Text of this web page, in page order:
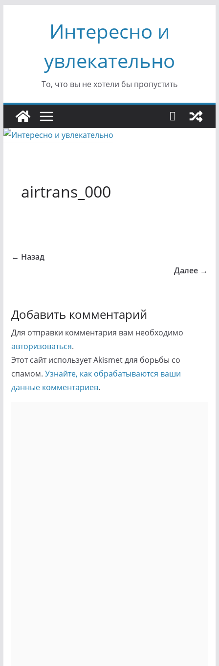
содержимомуИнтересно и
увлекательно
То, что вы не хотели бы пропустить
airtrans_000
← Назад
Далее →
Добавить комментарий
Для отправки комментария вам необходимо
авторизоваться.
Этот сайт использует Akismet для борьбы со
спамом. Узнайте, как обрабатываются ваши
данные комментариев.